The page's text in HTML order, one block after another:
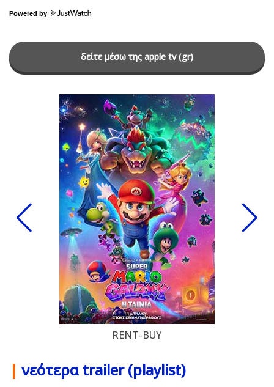
Powered by
δείτε μέσω της apple tv (gr)
RENT-BUY
| νεότερα trailer (playlist)